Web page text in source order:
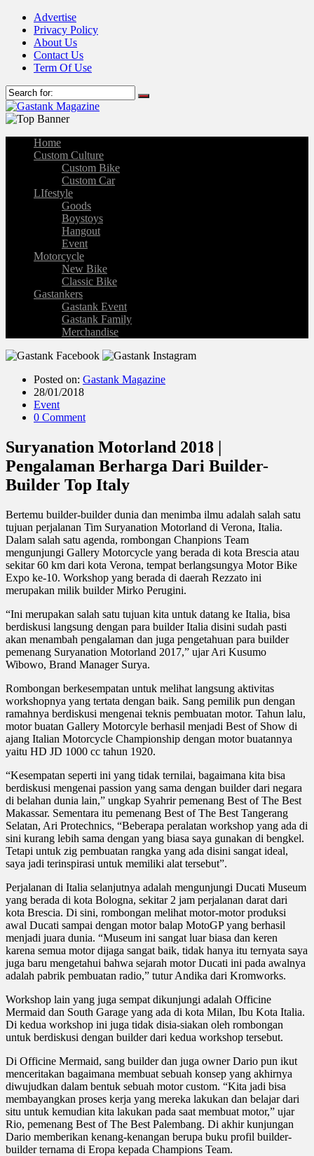
Advertise
Privacy Policy
About Us
Contact Us
Term Of Use
Home
Custom Culture
Custom Bike
Custom Car
LIfestyle
Goods
Boystoys
Hangout
Event
Motorcycle
New Bike
Classic Bike
Gastankers
Gastank Event
Gastank Family
Merchandise
Posted on: Gastank Magazine
28/01/2018
Event
0 Comment
Suryanation Motorland 2018 |
Pengalaman Berharga Dari Builder-
Builder Top Italy
Bertemu builder-builder dunia dan menimba ilmu adalah salah satu
tujuan perjalanan Tim Suryanation Motorland di Verona, Italia.
Dalam salah satu agenda, rombongan Chanpions Team
mengunjungi Gallery Motorcycle yang berada di kota Brescia atau
sekitar 60 km dari kota Verona, tempat berlangsungya Motor Bike
Expo ke-10. Workshop yang berada di daerah Rezzato ini
merupakan milik builder Mirko Perugini.
“Ini merupakan salah satu tujuan kita untuk datang ke Italia, bisa
berdiskusi langsung dengan para builder Italia disini sudah pasti
akan menambah pengalaman dan juga pengetahuan para builder
pemenang Suryanation Motorland 2017,” ujar Ari Kusumo
Wibowo, Brand Manager Surya.
Rombongan berkesempatan untuk melihat langsung aktivitas
workshopnya yang tertata dengan baik. Sang pemilik pun dengan
ramahnya berdiskusi mengenai teknis pembuatan motor. Tahun lalu,
motor buatan Gallery Motorcyle berhasil menjadi Best of Show di
ajang Italian Motorcycle Championship dengan motor buatannya
yaitu HD JD 1000 cc tahun 1920.
“Kesempatan seperti ini yang tidak ternilai, bagaimana kita bisa
berdiskusi mengenai passion yang sama dengan builder dari negara
di belahan dunia lain,” ungkap Syahrir pemenang Best of The Best
Makassar. Sementara itu pemenang Best of The Best Tangerang
Selatan, Ari Protechnics, “Beberapa peralatan workshop yang ada di
sini kurang lebih sama dengan yang biasa saya gunakan di bengkel.
Tetapi untuk zig pembuatan rangka yang ada disini sangat ideal,
saya jadi terinspirasi untuk memiliki alat tersebut”.
Perjalanan di Italia selanjutnya adalah mengunjungi Ducati Museum
yang berada di kota Bologna, sekitar 2 jam perjalanan darat dari
kota Brescia. Di sini, rombongan melihat motor-motor produksi
awal Ducati sampai dengan motor balap MotoGP yang berhasil
menjadi juara dunia. “Museum ini sangat luar biasa dan keren
karena semua motor dijaga sangat baik, tidak hanya itu ternyata saya
juga baru mengetahui bahwa sejarah motor Ducati ini pada awalnya
adalah pabrik pembuatan radio,” tutur Andika dari Kromworks.
Workshop lain yang juga sempat dikunjungi adalah Officine
Mermaid dan South Garage yang ada di kota Milan, Ibu Kota Italia.
Di kedua workshop ini juga tidak disia-siakan oleh rombongan
untuk berdiskusi dengan builder dari kedua workshop tersebut.
Di Officine Mermaid, sang builder dan juga owner Dario pun ikut
menceritakan bagaimana membuat sebuah konsep yang akhirnya
diwujudkan dalam bentuk sebuah motor custom. “Kita jadi bisa
membayangkan proses kerja yang mereka lakukan dan belajar dari
situ untuk kemudian kita lakukan pada saat membuat motor,” ujar
Rio, pemenang Best of The Best Palembang. Di akhir kunjungan
Dario memberikan kenang-kenangan berupa buku profil builder-
builder ternama di Eropa kepada Champions Team.